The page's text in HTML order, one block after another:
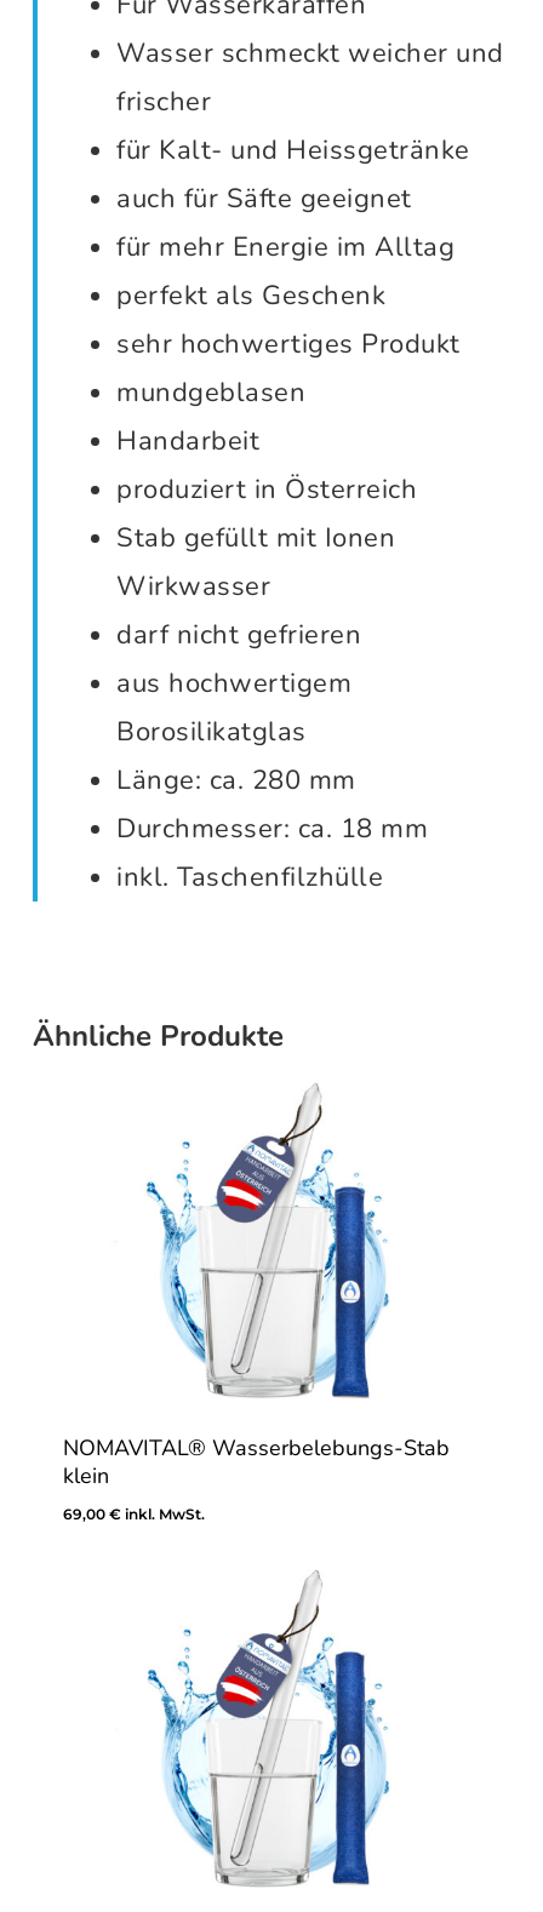
Wasser schmeckt weicher und
frischer
für Kalt- und Heissgetränke
auch für Säfte geeignet
für mehr Energie im Alltag
perfekt als Geschenk
sehr hochwertiges Produkt
mundgeblasen
Handarbeit
produziert in Österreich
Stab gefüllt mit Ionen
Wirkwasser
darf nicht gefrieren
aus hochwertigem
Borosilikatglas
Länge: ca. 280 mm
Durchmesser: ca. 18 mm
inkl. Taschenfilzhülle
Ähnliche Produkte
NOMAVITAL® Wasserbelebungs-Stab
klein
69,00 € inkl. MwSt.